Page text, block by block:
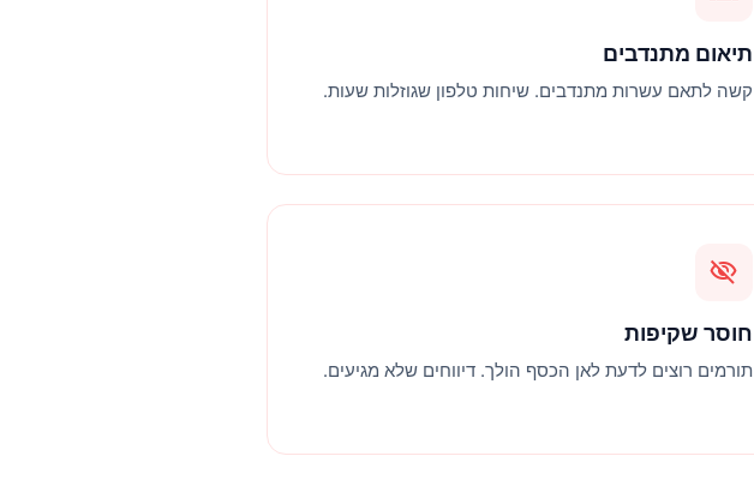
תיאום מתנדבים
קשה לתאם עשרות מתנדבים. שיחות טלפון שגוזלות שעות.
visibility_off
חוסר שקיפות
תורמים רוצים לדעת לאן הכסף הולך. דיווחים שלא מגיעים.